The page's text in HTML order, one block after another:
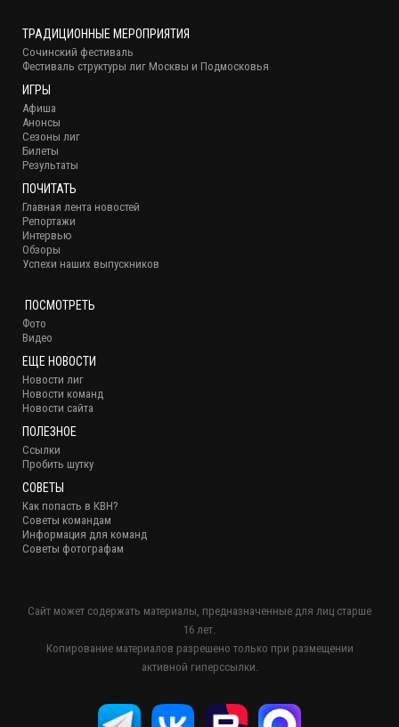
ТРАДИЦИОННЫЕ МЕРОПРИЯТИЯ
Сочинский фестиваль
Фестиваль структуры лиг Москвы и Подмосковья
ИГРЫ
Афиша
Анонсы
Сезоны лиг
Билеты
Результаты
ПОЧИТАТЬ
Главная лента новостей
Репортажи
Интервью
Обзоры
Успехи наших выпускников
ПОСМОТРЕТЬ
Фото
Видео
ЕЩЕ НОВОСТИ
Новости лиг
Новости команд
Новости сайта
ПОЛЕЗНОЕ
Ссылки
Пробить шутку
СОВЕТЫ
Как попасть в КВН?
Советы командам
Информация для команд
Советы фотографам
Сайт может содержать материалы, предназначенные для лиц старше
16 лет.
Копирование материалов разрешено только при размещении
активной гиперссылки.